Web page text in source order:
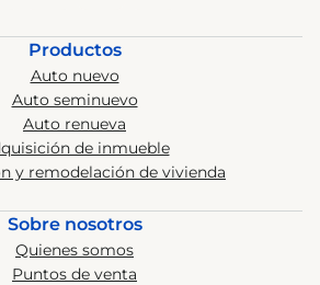
Productos
Auto nuevo
Auto seminuevo
Auto renueva
de inmueble
y remodelación de vivienda
Sobre nosotros
Quienes somos
Puntos de venta